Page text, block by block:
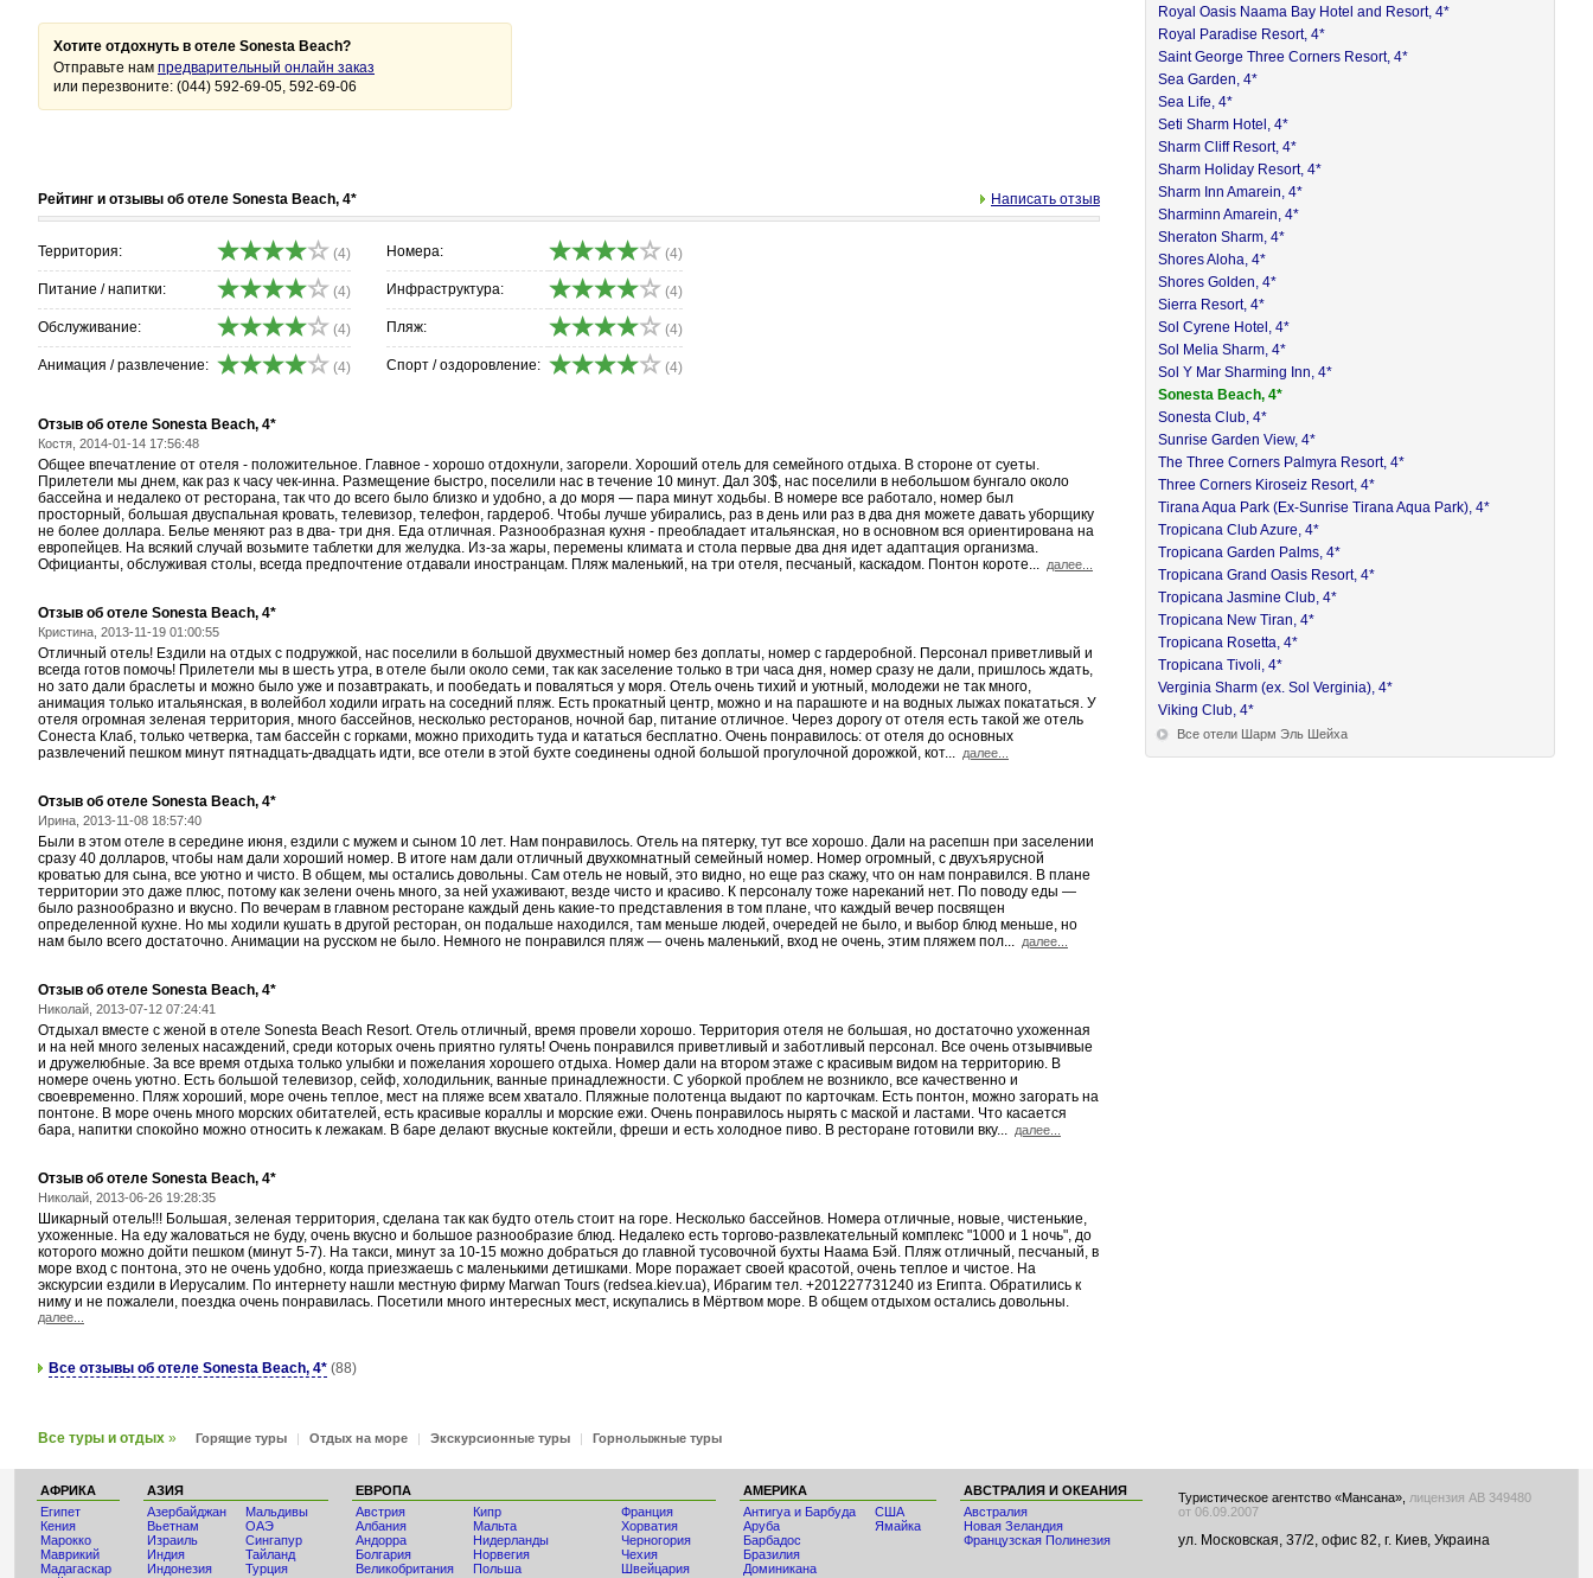
Хотите отдохнуть в отеле Sonesta Beach?
Отправьте нам предварительный онлайн заказ
или перезвоните: (044) 592-69-05, 592-69-06
Рейтинг и отзывы об отеле Sonesta Beach, 4* Написать отзыв
Территория: (4) Номера: (4)
Питание / напитки: (4) Инфраструктура: (4)
Обслуживание: (4) Пляж: (4)
Анимация / развлечение: (4) Спорт / оздоровление: (4)
Отзыв об отеле Sonesta Beach, 4*
Костя, 2014-01-14 17:56:48
Общее впечатление от отеля - положительное. Главное - хорошо отдохнули, загорели. Хороший отель для семейного отдыха. В стороне от суеты.
Прилетели мы днем, как раз к часу чек-инна. Размещение быстро, поселили нас в течение 10 минут. Дал 30$, нас поселили в небольшом бунгало около
бассейна и недалеко от ресторана, так что до всего было близко и удобно, а до моря — пара минут ходьбы. В номере все работало, номер был
просторный, большая двуспальная кровать, телевизор, телефон, гардероб. Чтобы лучше убирались, раз в день или раз в два дня можете давать уборщику
не более доллара. Белье меняют раз в два- три дня. Еда отличная. Разнообразная кухня - преобладает итальянская, но в основном вся ориентирована на
европейцев. На всякий случай возьмите таблетки для желудка. Из-за жары, перемены климата и стола первые два дня идет адаптация организма.
Официанты, обслуживая столы, всегда предпочтение отдавали иностранцам. Пляж маленький, на три отеля, песчаный, каскадом. Понтон короте... далее...
Отзыв об отеле Sonesta Beach, 4*
Кристина, 2013-11-19 01:00:55
Отличный отель! Ездили на отдых с подружкой, нас поселили в большой двухместный номер без доплаты, номер с гардеробной. Персонал приветливый и
всегда готов помочь! Прилетели мы в шесть утра, в отеле были около семи, так как заселение только в три часа дня, номер сразу не дали, пришлось ждать,
но зато дали браслеты и можно было уже и позавтракать, и пообедать и поваляться у моря. Отель очень тихий и уютный, молодежи не так много,
анимация только итальянская, в волейбол ходили играть на соседний пляж. Есть прокатный центр, можно и на парашюте и на водных лыжах покататься. У
отеля огромная зеленая территория, много бассейнов, несколько ресторанов, ночной бар, питание отличное. Через дорогу от отеля есть такой же отель
Сонеста Клаб, только четверка, там бассейн с горками, можно приходить туда и кататься бесплатно. Очень понравилось: от отеля до основных
развлечений пешком минут пятнадцать-двадцать идти, все отели в этой бухте соединены одной большой прогулочной дорожкой, кот... далее...
Отзыв об отеле Sonesta Beach, 4*
Ирина, 2013-11-08 18:57:40
Были в этом отеле в середине июня, ездили с мужем и сыном 10 лет. Нам понравилось. Отель на пятерку, тут все хорошо. Дали на расепшн при заселении
сразу 40 долларов, чтобы нам дали хороший номер. В итоге нам дали отличный двухкомнатный семейный номер. Номер огромный, с двухъярусной
кроватью для сына, все уютно и чисто. В общем, мы остались довольны. Сам отель не новый, это видно, но еще раз скажу, что он нам понравился. В плане
территории это даже плюс, потому как зелени очень много, за ней ухаживают, везде чисто и красиво. К персоналу тоже нареканий нет. По поводу еды —
было разнообразно и вкусно. По вечерам в главном ресторане каждый день какие-то представления в том плане, что каждый вечер посвящен
определенной кухне. Но мы ходили кушать в другой ресторан, он подальше находился, там меньше людей, очередей не было, и выбор блюд меньше, но
нам было всего достаточно. Анимации на русском не было. Немного не понравился пляж — очень маленький, вход не очень, этим пляжем пол... далее...
Отзыв об отеле Sonesta Beach, 4*
Николай, 2013-07-12 07:24:41
Отдыхал вместе с женой в отеле Sonesta Beach Resort. Отель отличный, время провели хорошо. Территория отеля не большая, но достаточно ухоженная
и на ней много зеленых насаждений, среди которых очень приятно гулять! Очень понравился приветливый и заботливый персонал. Все очень отзывчивые
и дружелюбные. За все время отдыха только улыбки и пожелания хорошего отдыха. Номер дали на втором этаже с красивым видом на территорию. В
номере очень уютно. Есть большой телевизор, сейф, холодильник, ванные принадлежности. С уборкой проблем не возникло, все качественно и
своевременно. Пляж хороший, море очень теплое, мест на пляже всем хватало. Пляжные полотенца выдают по карточкам. Есть понтон, можно загорать на
понтоне. В море очень много морских обитателей, есть красивые кораллы и морские ежи. Очень понравилось нырять с маской и ластами. Что касается
бара, напитки спокойно можно относить к лежакам. В баре делают вкусные коктейли, фреши и есть холодное пиво. В ресторане готовили вку... далее...
Отзыв об отеле Sonesta Beach, 4*
Николай, 2013-06-26 19:28:35
Шикарный отель!!! Большая, зеленая территория, сделана так как будто отель стоит на горе. Несколько бассейнов. Номера отличные, новые, чистенькие,
ухоженные. На еду жаловаться не буду, очень вкусно и большое разнообразие блюд. Недалеко есть торгово-развлекательный комплекс "1000 и 1 ночь", до
которого можно дойти пешком (минут 5-7). На такси, минут за 10-15 можно добраться до главной тусовочной бухты Наама Бэй. Пляж отличный, песчаный, в
море вход с понтона, это не очень удобно, когда приезжаешь с маленькими детишками. Море поражает своей красотой, очень теплое и чистое. На
экскурсии ездили в Иерусалим. По интернету нашли местную фирму Marwan Tours (redsea.kiev.ua), Ибрагим тел. +201227731240 из Египта. Обратились к
ниму и не пожалели, поездка очень понравилась. Посетили много интересных мест, искупались в Мёртвом море. В общем отдыхом остались довольны.
далее...
Все отзывы об отеле Sonesta Beach, 4* (88)
Royal Oasis Naama Bay Hotel and Resort, 4*
Royal Paradise Resort, 4*
Saint George Three Corners Resort, 4*
Sea Garden, 4*
Sea Life, 4*
Seti Sharm Hotel, 4*
Sharm Cliff Resort, 4*
Sharm Holiday Resort, 4*
Sharm Inn Amarein, 4*
Sharminn Amarein, 4*
Sheraton Sharm, 4*
Shores Aloha, 4*
Shores Golden, 4*
Sierra Resort, 4*
Sol Cyrene Hotel, 4*
Sol Melia Sharm, 4*
Sol Y Mar Sharming Inn, 4*
Sonesta Beach, 4*
Sonesta Club, 4*
Sunrise Garden View, 4*
The Three Corners Palmyra Resort, 4*
Three Corners Kiroseiz Resort, 4*
Tirana Aqua Park (Ex-Sunrise Tirana Aqua Park), 4*
Tropicana Club Azure, 4*
Tropicana Garden Palms, 4*
Tropicana Grand Oasis Resort, 4*
Tropicana Jasmine Club, 4*
Tropicana New Tiran, 4*
Tropicana Rosetta, 4*
Tropicana Tivoli, 4*
Verginia Sharm (ex. Sol Verginia), 4*
Viking Club, 4*
Все отели Шарм Эль Шейха
Все туры и отдых » Горящие туры | Отдых на море | Экскурсионные туры | Горнолыжные туры
АФРИКА
Египет
Кения
Мaрокко
Маврикий
Мадагаскар
АЗИЯ
Азербайджан
Вьетнам
Израиль
Индия
Индонезия
Мальдивы
ОАЭ
Сингапур
Тайланд
Турция
ЕВРОПА
Австрия
Албания
Андорра
Болгария
Великобритания
Кипр
Мальта
Нидерланды
Норвегия
Польша
Франция
Хорватия
Черногория
Чехия
Швейцария
АМЕРИКА
Антигуа и Барбуда
Аруба
Барбадос
Бразилия
Доминикана
США
Ямайка
АВСТРАЛИЯ И ОКЕАНИЯ
Австралия
Новая Зеландия
Французская Полинезия
Туристическое агентство «Мансана», лицензия АВ 349480
от 06.09.2007
ул. Московская, 37/2, офис 82, г. Киев, Украина